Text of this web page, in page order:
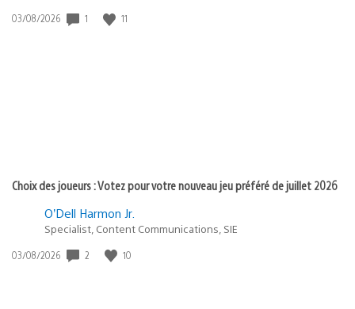
Date
03/08/2026 1 11
Choix des joueurs : Votez pour votre nouveau jeu préféré de juillet 2026
O’Dell Harmon Jr.
Specialist, Content Communications, SIE
Date
03/08/2026 2 10